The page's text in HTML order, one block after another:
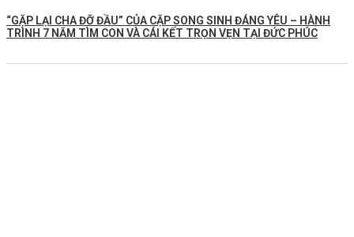
️“GẶP LẠI CHA ĐỠ ĐẦU” CỦA CẶP SONG SINH ĐÁNG YÊU – HÀNH
TRÌNH 7 NĂM TÌM CON VÀ CÁI KẾT TRỌN VẸN TẠI ĐỨC PHÚC